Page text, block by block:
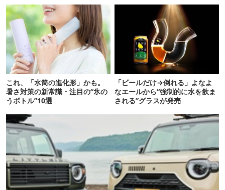
これ、「水筒の進化形」かも。
暑さ対策の新常識・注目の“氷の
うボトル”10選
「ビールだけ→倒れる」よなよ
なエールから“強制的に水を飲ま
される”グラスが発売